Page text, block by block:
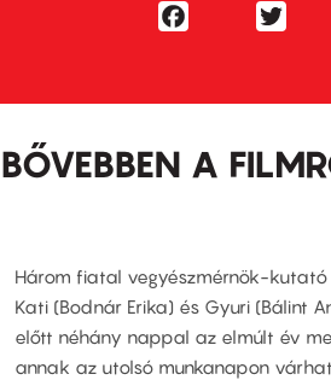
Facebook
BŐVEBBEN A
Három fiatal vegyészmérnök-kutató
Kati (Bodnár Erika) és Gyuri (Bálint
előtt néhány nappal az elmúlt év
annak az utolsó munkanapon